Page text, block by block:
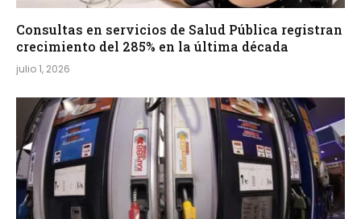
Consultas en servicios de Salud Pública registran
crecimiento del 285% en la última década
julio 1, 2026